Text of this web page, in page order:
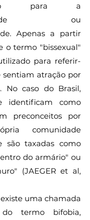
para a
ou
Apenas a partir
o termo "bissexual"
para referir-
sentiam atração por
No caso do Brasil,
identificam como
preconceitos por
comunidade
são taxadas como
do armário" ou
(JAEGER et al,
do termo bifobia,